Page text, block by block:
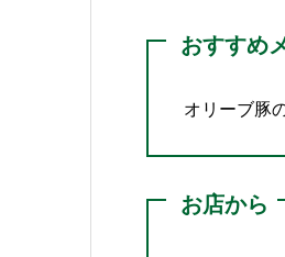
おすすめ
オリーブ豚
お店から